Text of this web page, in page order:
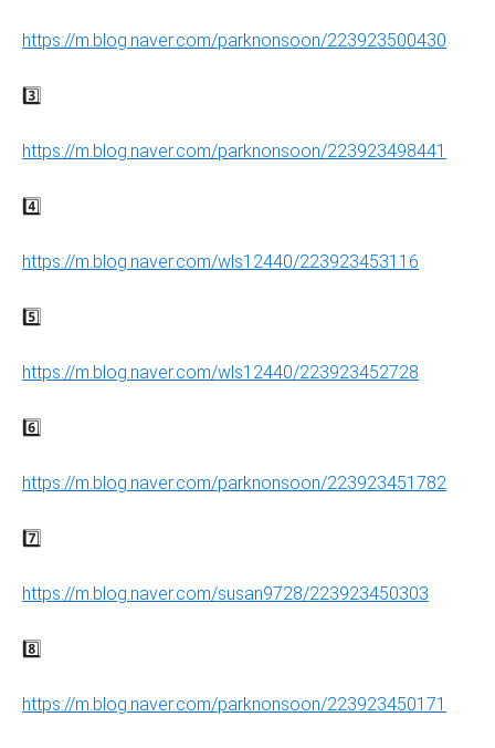
https://m.blog.naver.com/parknonsoon/223923500430
3️⃣
https://m.blog.naver.com/parknonsoon/223923498441
4️⃣
https://m.blog.naver.com/wls12440/223923453116
5️⃣
https://m.blog.naver.com/wls12440/223923452728
6️⃣
https://m.blog.naver.com/parknonsoon/223923451782
7️⃣
https://m.blog.naver.com/susan9728/223923450303
8️⃣
https://m.blog.naver.com/parknonsoon/223923450171